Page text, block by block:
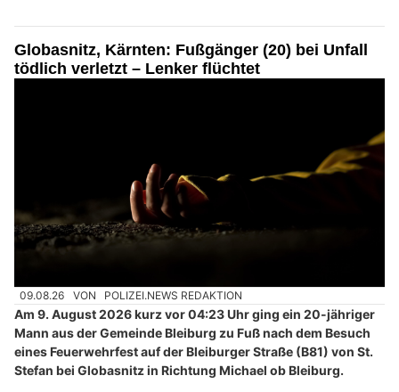
Globasnitz, Kärnten: Fußgänger (20) bei Unfall
tödlich verletzt – Lenker flüchtet
09.08.26 VON POLIZEI.NEWS REDAKTION
Am 9. August 2026 kurz vor 04:23 Uhr ging ein 20-jähriger
Mann aus der Gemeinde Bleiburg zu Fuß nach dem Besuch
eines Feuerwehrfest auf der Bleiburger Straße (B81) von St.
Stefan bei Globasnitz in Richtung Michael ob Bleiburg.